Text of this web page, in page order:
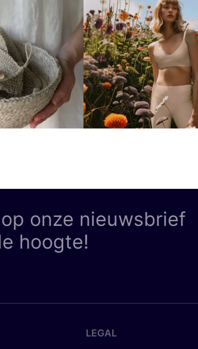
onze nieuwsbrief
hoogte!
LEGAL